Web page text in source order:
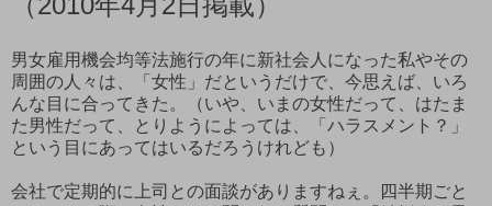
男女雇用機会均等法施行の年に新社会人になった私やその
周囲の人々は、「女性」だというだけで、今思えば、いろ
んな目に合ってきた。（いや、いまの女性だって、はたま
た男性だって、とりようによっては、「ハラスメント？」
という目にあってはいるだろうけれども）
会社で定期的に上司との面談がありますねぇ。四半期ごと